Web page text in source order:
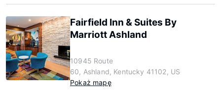
Fairfield Inn & Suites By
Marriott Ashland
10945 Route
60, Ashland, Kentucky 41102, US
Pokaż mapę